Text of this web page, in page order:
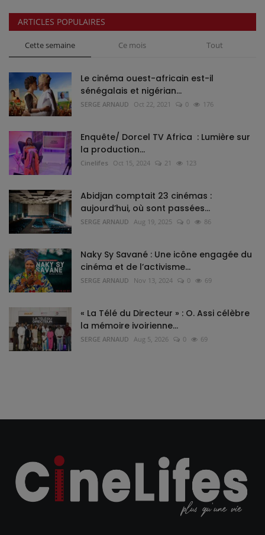
ARTICLES POPULAIRES
Cette semaine Ce mois Tout
Le cinéma ouest-africain est-il
sénégalais et nigérian...
SERGE ARNAUD Oct 22, 2021 0 176
Enquête/ Dorcel TV Africa : Lumière sur
la production...
Cinelifes Oct 15, 2024 21 123
Abidjan comptait 23 cinémas :
aujourd’hui, où sont passées...
SERGE ARNAUD Aug 19, 2025 0 86
Naky Sy Savané : Une icône engagée du
cinéma et de l’activisme...
SERGE ARNAUD Nov 13, 2024 0 69
« La Télé du Directeur » : O. Assi célèbre
la mémoire ivoirienne...
SERGE ARNAUD Aug 5, 2026 0 69